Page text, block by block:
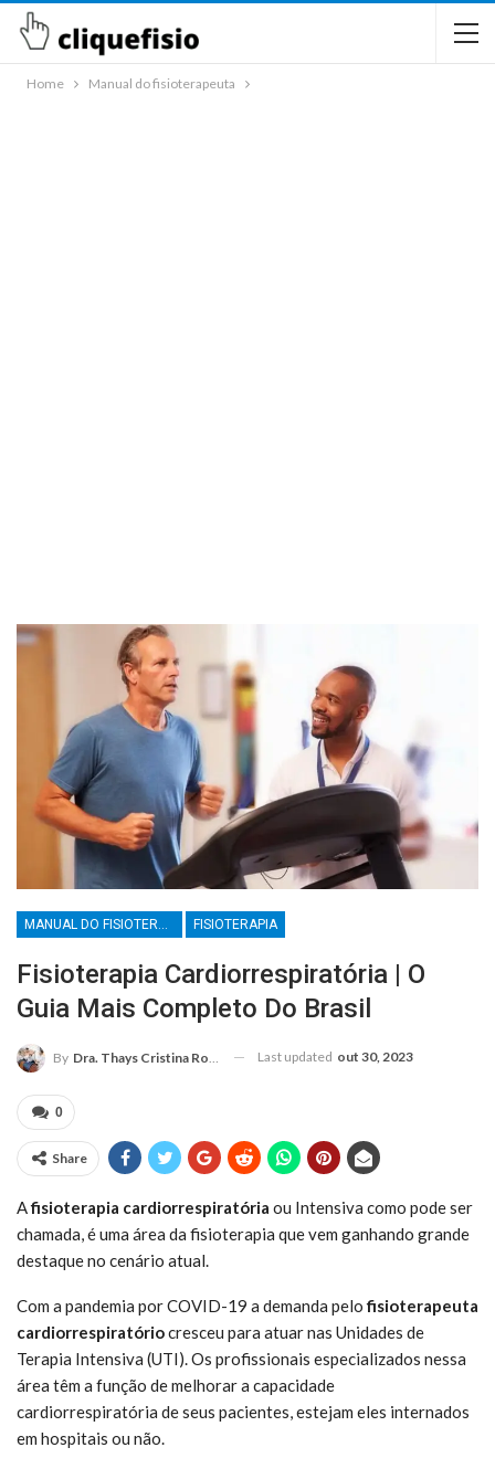
Home Manual do fisioterapeuta
FISIOTERAPIA
Fisioterapia Cardiorrespiratória | O
Guia Mais Completo Do Brasil
By Dra. Thays Cristina Rodrigues Last updated out 30, 2023
0
Share
Afisioterapia cardiorrespiratória ou Intensiva como pode ser
chamada, é uma área da fisioterapia que vem ganhando grande
destaque no cenário atual.
Com a pandemia por COVID-19 a demanda pelofisioterapeuta
cardiorrespiratóriocresceu para atuar nas Unidades de
Terapia Intensiva (UTI). Os profissionais especializados nessa
área têm a função de melhorar a capacidade
cardiorrespiratória de seus pacientes, estejam eles internados
em hospitais ou não.